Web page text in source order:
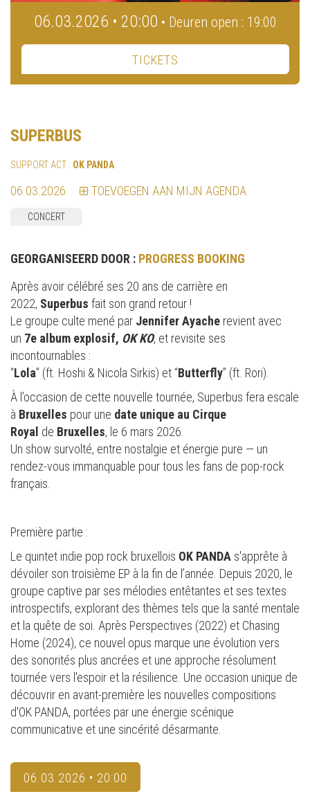
06.03.2026 • 20:00 • Deuren open : 19:00
TICKETS
SUPERBUS
SUPPORT ACT : OK PANDA
06.03.2026 TOEVOEGEN AAN MIJN AGENDA
CONCERT
GEORGANISEERD DOOR : PROGRESS BOOKING
Après avoir célébré ses 20 ans de carrière en
2022, Superbus fait son grand retour !
Le groupe culte mené par Jennifer Ayache revient avec
un 7e album explosif, OK KO, et revisite ses
incontournables :
“Lola” (ft. Hoshi & Nicola Sirkis) et “Butterfly” (ft. Rori).
À l’occasion de cette nouvelle tournée, Superbus fera escale
à Bruxelles pour une date unique au Cirque
Royal de Bruxelles, le 6 mars 2026.
Un show survolté, entre nostalgie et énergie pure — un
rendez-vous immanquable pour tous les fans de pop-rock
français.
Première partie :
Le quintet indie pop rock bruxellois OK PANDA s'apprête à
dévoiler son troisième EP à la fin de l’année. Depuis 2020, le
groupe captive par ses mélodies entêtantes et ses textes
introspectifs, explorant des thèmes tels que la santé mentale
et la quête de soi. Après Perspectives (2022) et Chasing
Home (2024), ce nouvel opus marque une évolution vers
des sonorités plus ancrées et une approche résolument
tournée vers l'espoir et la résilience. Une occasion unique de
découvrir en avant-première les nouvelles compositions
d'OK PANDA, portées par une énergie scénique
communicative et une sincérité désarmante.
06.03.2026 • 20:00